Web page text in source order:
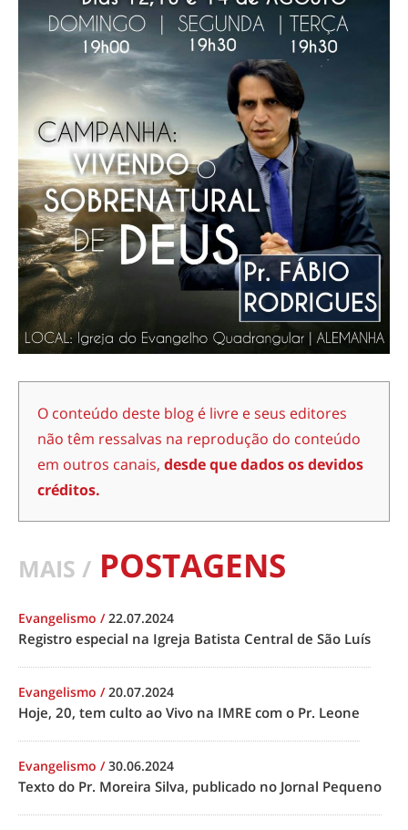
O conteúdo deste blog é livre e seus editores
não têm ressalvas na reprodução do conteúdo
em outros canais, desde que dados os devidos
créditos.
MAIS / POSTAGENS
Evangelismo /22.07.2024
Registro especial na Igreja Batista Central de São Luís
Evangelismo /20.07.2024
Hoje, 20, tem culto ao Vivo na IMRE com o Pr. Leone
Evangelismo /30.06.2024
Texto do Pr. Moreira Silva, publicado no Jornal Pequeno